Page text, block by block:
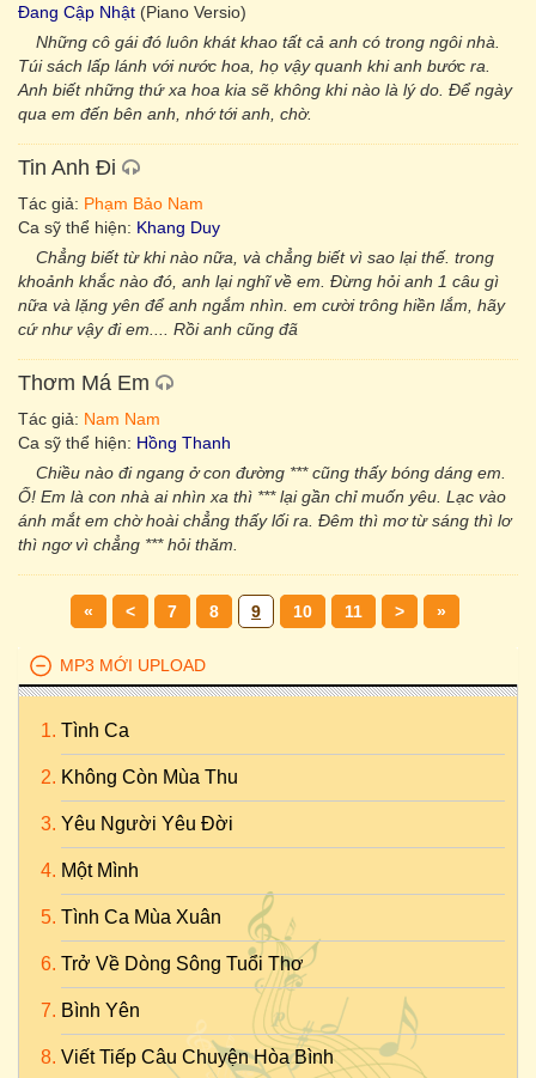
Đang Cập Nhật (Piano Versio)
Những cô gái đó luôn khát khao tất cả anh có trong ngôi nhà.
Túi sách lấp lánh với nước hoa, họ vậy quanh khi anh bước ra.
Anh biết những thứ xa hoa kia sẽ không khi nào là lý do. Để ngày
qua em đến bên anh, nhớ tới anh, chờ.
Tin Anh Đi
Tác giả: Phạm Bảo Nam
Ca sỹ thể hiện: Khang Duy
Chẳng biết từ khi nào nữa, và chẳng biết vì sao lại thế. trong
khoảnh khắc nào đó, anh lại nghĩ về em. Đừng hỏi anh 1 câu gì
nữa và lặng yên để anh ngắm nhìn. em cười trông hiền lắm, hãy
cứ như vậy đi em.... Rồi anh cũng đã
Thơm Má Em
Tác giả: Nam Nam
Ca sỹ thể hiện: Hồng Thanh
Chiều nào đi ngang ở con đường *** cũng thấy bóng dáng em.
Ố! Em là con nhà ai nhìn xa thì *** lại gần chỉ muốn yêu. Lạc vào
ánh mắt em chờ hoài chẳng thấy lối ra. Đêm thì mơ từ sáng thì lơ
thì ngơ vì chẳng *** hỏi thăm.
« < 7 8 9 10 11 > »
MP3 MỚI UPLOAD
Tình Ca
Không Còn Mùa Thu
Yêu Người Yêu Đời
Một Mình
Tình Ca Mùa Xuân
Trở Về Dòng Sông Tuổi Thơ
Bình Yên
Viết Tiếp Câu Chuyện Hòa Bình